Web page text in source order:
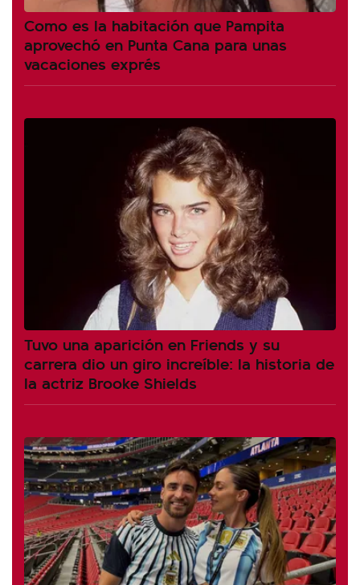
Como es la habitación que Pampita
aprovechó en Punta Cana para unas
vacaciones exprés
Tuvo una aparición en Friends y su
carrera dio un giro increíble: la historia de
la actriz Brooke Shields